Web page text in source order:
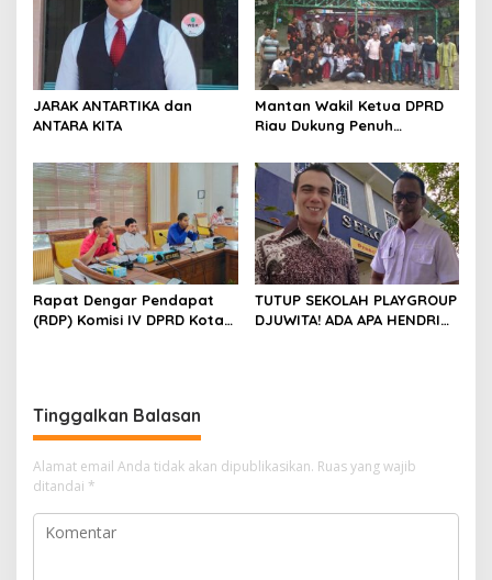
JARAK ANTARTIKA dan
ANTARA KITA
Mantan Wakil Ketua DPRD
Riau Dukung Penuh
Perjuangan Lahirnya
Kabupaten Kepulauan
Meranti
Rapat Dengar Pendapat
(RDP) Komisi IV DPRD Kota
TUTUP SEKOLAH PLAYGROUP
DJUWITA! ADA APA HENDRI
Tinggalkan Balasan
Alamat email Anda tidak akan dipublikasikan. Ruas yang wajib
ditandai *